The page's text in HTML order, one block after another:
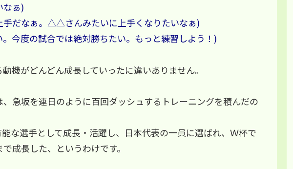
なぁ)
だなぁ。△△さんみたいに上手くなりたいなぁ)
。今度の試合では絶対勝ちたい。もっと練習しよう！)
機がどんどん成長していったに違いありません。
急坂を連日のように百回ダッシュするトレーニングを積んだの
な選手として成長・活躍し、日本代表の一員に選ばれ、Ｗ杯で
成長した、というわけです。